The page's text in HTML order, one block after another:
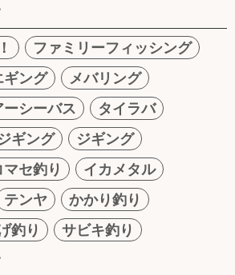
ファミリーフィッシング
ギング
メバリング
ーシーバス
タイラバ
ギング
ジギング
マセ釣り
イカメタル
テンヤ
かかり釣り
釣り
サビキ釣り